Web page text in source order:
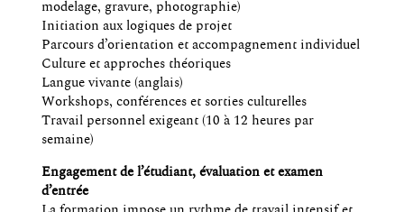
modelage, gravure, photographie)
Initiation aux logiques de projet
Parcours d’orientation et accompagnement individuel
Culture et approches théoriques
Langue vivante (anglais)
Workshops, conférences et sorties culturelles
Travail personnel exigeant (10 à 12 heures par
semaine)
Engagement de l’étudiant, évaluation et examen
d’entrée